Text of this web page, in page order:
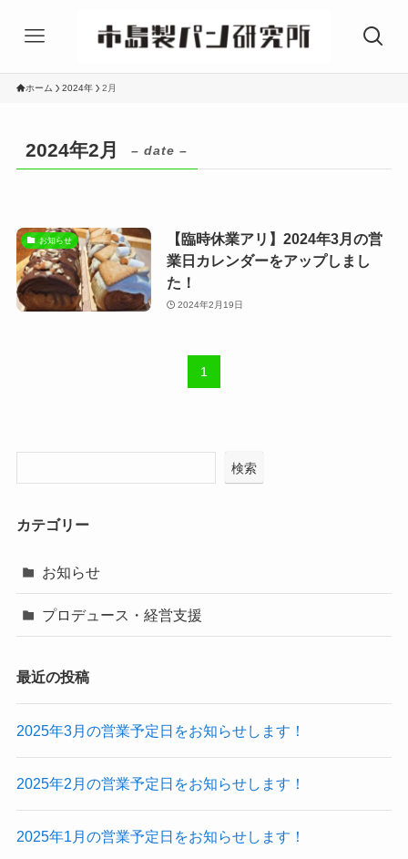
ホーム 2024年 2月
2024年2月 – date –
お知らせ
【臨時休業アリ】2024年3月の営
業日カレンダーをアップしまし
た！
2024年2月19日
1
検索
カテゴリー
お知らせ
プロデュース・経営支援
最近の投稿
2025年3月の営業予定日をお知らせします！
2025年2月の営業予定日をお知らせします！
2025年1月の営業予定日をお知らせします！